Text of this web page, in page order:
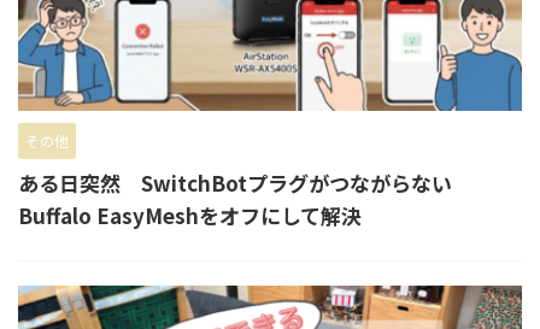
その他
ある日突然 SwitchBotプラグがつながらない
Buffalo EasyMeshをオフにして解決